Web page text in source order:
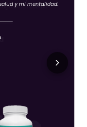
en mi cuerpo.
perspectiva sobre el